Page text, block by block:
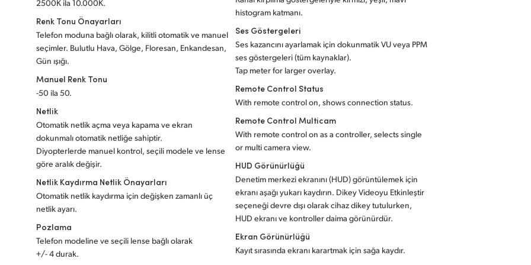
2500K ila 10.000K.
Renk Tonu Önayarları
Telefon moduna bağlı olarak, kilitli otomatik ve manuel
seçimler. Bulutlu Hava, Gölge, Floresan, Enkandesan,
Gün ışığı.
Manuel Renk Tonu
-50 ila 50.
Netlik
Otomatik netlik açma veya kapama ve ekran
dokunmalı otomatik netliğe sahiptir.
Diyopterlerde manuel kontrol, seçili modele ve lense
göre aralık değişir.
Netlik Kaydırma Netlik Önayarları
Otomatik netlik kaydırma için değişken zamanlı üç
netlik ayarı.
Pozlama
Telefon modeline ve seçili lense bağlı olarak
+/- 4 durak.
histogram katmanı.
Ses Göstergeleri
Ses kazancını ayarlamak için dokunmatik VU veya PPM
ses göstergeleri (tüm kaynaklar).
Tap meter for larger overlay.
Remote Control Status
With remote control on, shows connection status.
Remote Control Multicam
With remote control on as a controller, selects single
or multi camera view.
HUD Görünürlüğü
Denetim merkezi ekranını (HUD) görüntülemek için
ekranı aşağı yukarı kaydırın. Dikey Videoyu Etkinleştir
seçeneği devre dışı olarak cihaz dikey tutulurken,
HUD ekranı ve kontroller daima görünürdür.
Ekran Görünürlüğü
Kayıt sırasında ekranı karartmak için sağa kaydır.